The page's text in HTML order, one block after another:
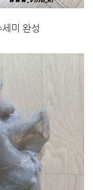
미 완성